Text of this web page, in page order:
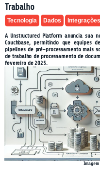
Trabalho
Tecnologia Dados Integrações
A Unstructured Platform anuncia sua
Couchbase, permitindo que equipes
pipelines de pré-processamento mais
de trabalho de processamento de
fevereiro de 2025.